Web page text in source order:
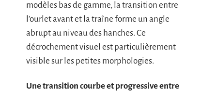
modèles bas de gamme, la transition entre
l’ourlet avant et la traîne forme un angle
abrupt au niveau des hanches. Ce
décrochement visuel est particulièrement
visible sur les petites morphologies.
Une transition courbe et progressive entre